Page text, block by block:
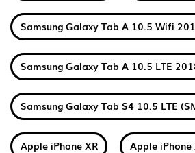
Samsung Galaxy Tab A 10.5 Wifi
Samsung Galaxy Tab A 10.5 LTE
Samsung Galaxy Tab S4 10.5 LTE
Apple iPhone XR Apple iPhone